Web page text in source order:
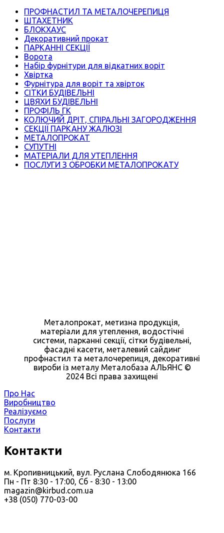
ПРОФНАСТИЛ ТА МЕТАЛОЧЕРЕПИЦЯ
ШТАХЕТНИК
БЛОКХАУС
Декоративний прокат
ПАРКАННІ СЕКЦІЇ
Ворота
Набір фурнітури для відкатних воріт
Хвіртка
Фурнітура для воріт та хвірток
СІТКИ БУДІВЕЛЬНІ
ЦВЯХИ БУДІВЕЛЬНІ
ПРОФІЛЬ ГК
КОЛЮЧИЙ ДРІТ, СПІРАЛЬНІ ЗАГОРОДЖЕННЯ
СЕКЦІЇ ПАРКАНУ ЖАЛЮЗІ
МЕТАЛОПРОКАТ
СУПУТНІ
МАТЕРІАЛИ ДЛЯ УТЕПЛЕННЯ
ПОСЛУГИ З ОБРОБКИ МЕТАЛОПРОКАТУ
Металопрокат, метизна продукція,
матеріали для утеплення, водостічні
системи, парканні секції, сітки будівельні,
фасадні касети, металевий сайдинг
профнастил та металочерепиця, декоративні
вироби із металу Металобаза АЛЬЯНС ©
2024 Всі права захищені
Про Нас
Виробництво
Реалізуємо
Послуги
Контакти
Контакти
м. Кропивницький, вул. Руслана Слободянюка 166
Пн - Пт 8:30 - 17:00, Сб - 8:30 - 13:00
magazin@kirbud.com.ua
+38 (050) 770-03-00